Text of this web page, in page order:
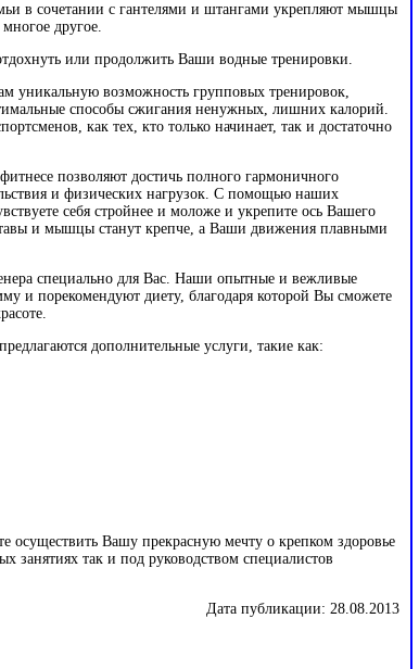
в сочетании с гантелями и штангами укрепляют мышцы
другое.
или продолжить Ваши водные тренировки.
уникальную возможность групповых тренировок,
способы сжигания ненужных, лишних калорий.
как тех, кто только начинает, так и достаточно
позволяют достичь полного гармоничного
и физических нагрузок. С помощью наших
себя стройнее и моложе и укрепите ось Вашего
и мышцы станут крепче, а Ваши движения плавными
специально для Вас. Наши опытные и вежливые
и порекомендуют диету, благодаря которой Вы сможете
дополнительные услуги, такие как:
Вашу прекрасную мечту о крепком здоровье
занятиях так и под руководством специалистов
Дата публикации: 28.08.2013